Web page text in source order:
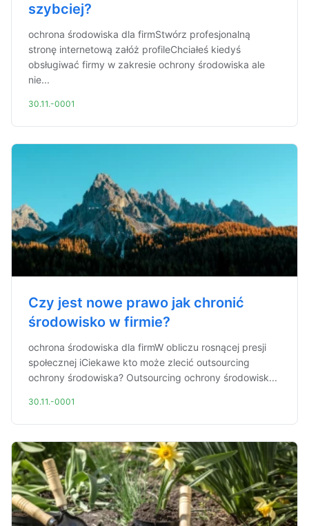
szybciej?
ochrona środowiska dla firmStwórz profesjonalną
stronę internetową załóż profileChciałeś kiedyś
obsługiwać firmy w zakresie ochrony środowiska ale
nie...
30.11.-0001
Czy jest nowe prawo jak chronić
środowisko w firmie?
ochrona środowiska dla firmW obliczu rosnącej presji
społecznej iCiekawe kto może zlecić outsourcing
ochrony środowiska? Outsourcing ochrony środowisk...
30.11.-0001